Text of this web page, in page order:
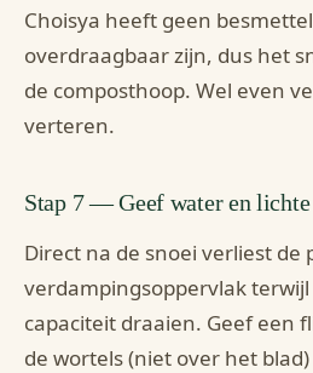
Choisya heeft geen
overdraagbaar zijn, dus het
de composthoop. Wel even
verteren.
Stap 7 — Geef water en
Direct na de snoei verliest de
verdampingsoppervlak
capaciteit draaien. Geef een
de wortels (niet over het